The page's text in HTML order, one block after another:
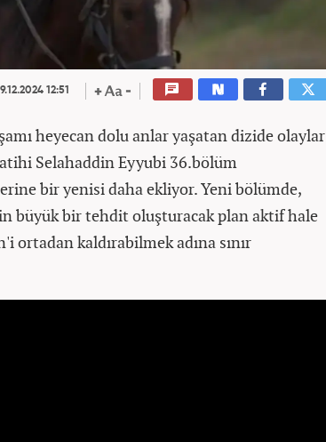
12:51
heyecan dolu anlar yaşatan dizide olaylar
Selahaddin Eyyubi 36.bölüm
bir yenisi daha ekliyor. Yeni bölümde,
büyük bir tehdit oluşturacak plan aktif hale
ortadan kaldırabilmek adına sınır